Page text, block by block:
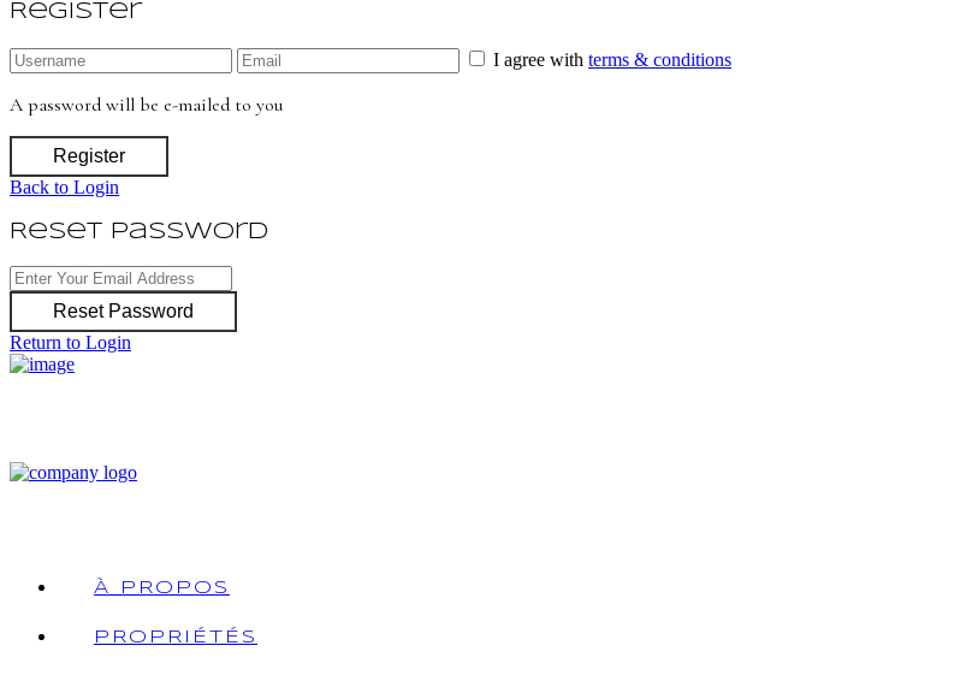
Register
I agree with terms & conditions
A password will be e-mailed to you
Register
Back to Login
Reset Password
Reset Password
Return to Login
À PROPOS
PROPRIÉTÉS